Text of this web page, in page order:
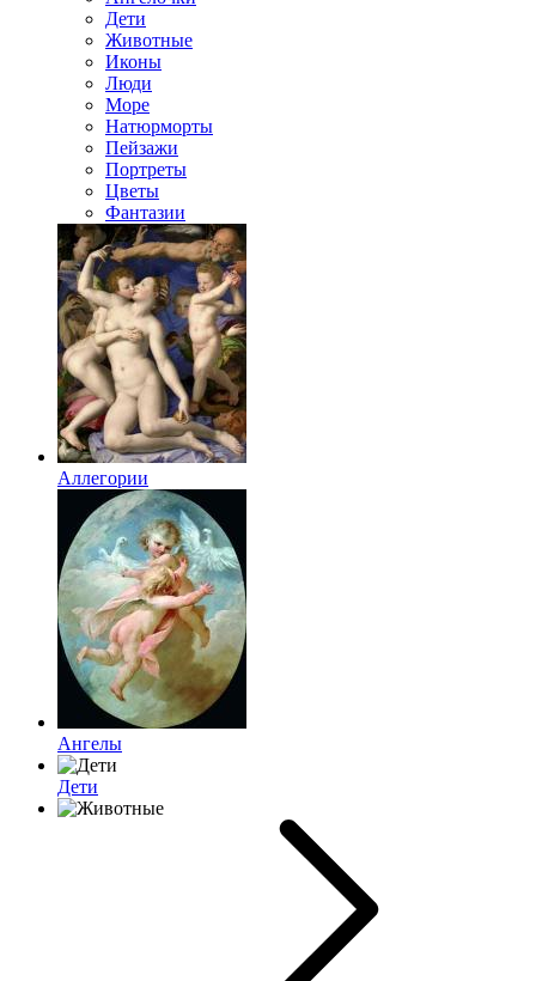
Дети
Животные
Иконы
Люди
Море
Натюрморты
Пейзажи
Портреты
Цветы
Фантазии
Аллегории
Ангелы
Дети